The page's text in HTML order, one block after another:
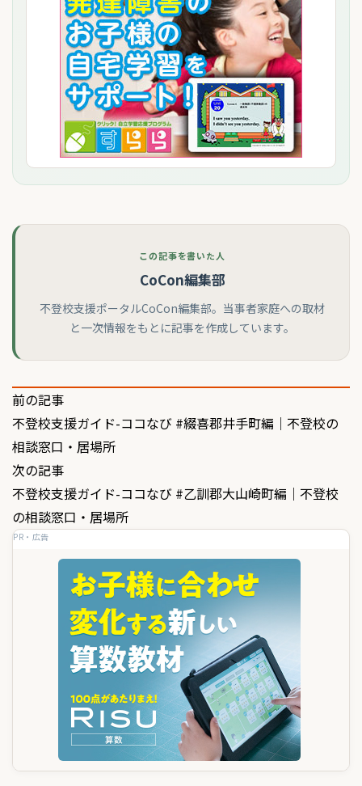
この記事を書いた人
CoCon編集部
不登校支援ポータルCoCon編集部。当事者家庭への取材
と一次情報をもとに記事を作成しています。
投
稿
ナ
ビ
ゲ
前の記事
不登校支援ガイド-ココなび #綴喜郡井手町編｜不登校の
相談窓口・居場所
次の記事
不登校支援ガイド-ココなび #乙訓郡大山崎町編｜不登校
の相談窓口・居場所
PR・広告